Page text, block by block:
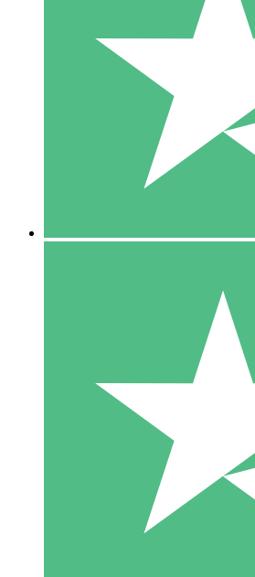
Paga según el uso con créditos de
10 00
10 Descargas
20 00